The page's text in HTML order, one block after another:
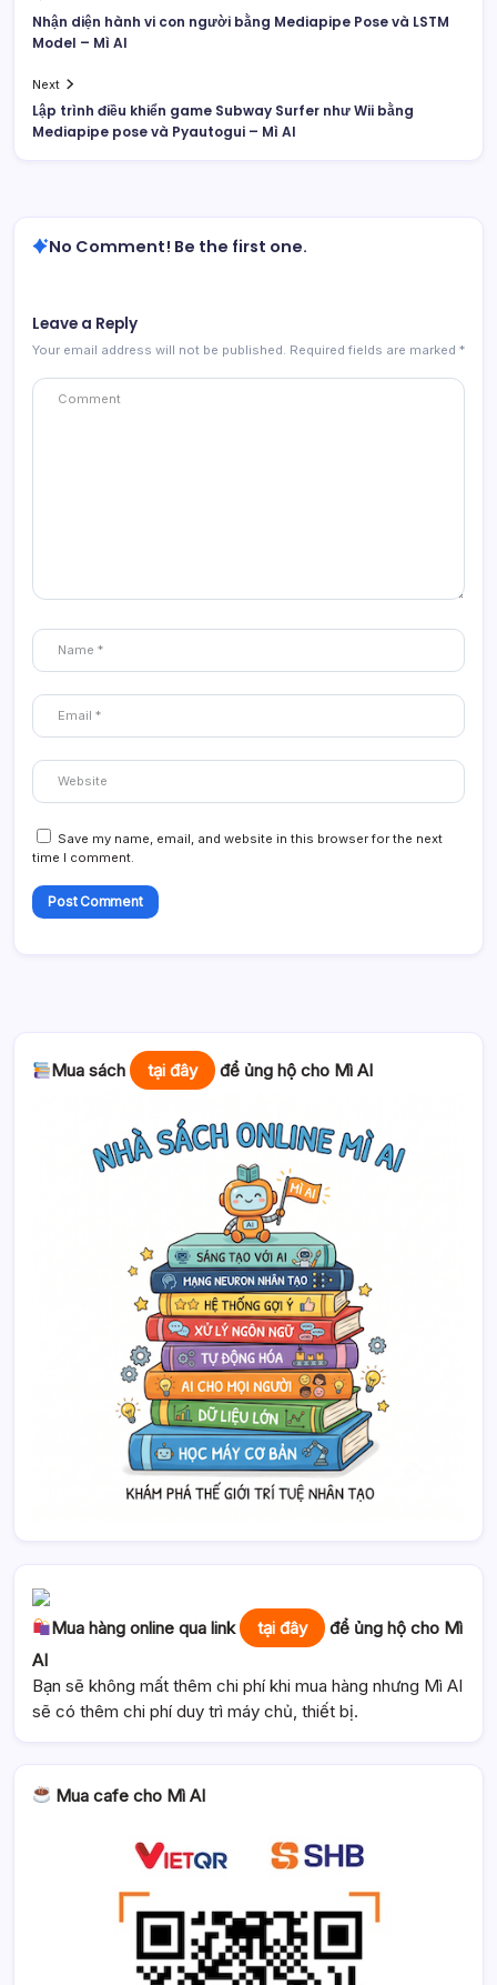
Nhận diện hành vi con người bằng Mediapipe Pose và LSTM
Model – Mì AI
Next
Lập trình điều khiển game Subway Surfer như Wii bằng
Mediapipe pose và Pyautogui – Mì AI
No Comment! Be the first one.
Leave a Reply
Your email address will not be published. Required fields are marked *
Save my name, email, and website in this browser for the next
time I comment.
Mua sách tại đây để ủng hộ cho Mì AI
Mua hàng online qua link tại đây
để ủng hộ cho Mì
AI
Bạn sẽ không mất thêm chi phí khi mua hàng nhưng Mì AI
sẽ có thêm chi phí duy trì máy chủ, thiết bị.
Mua cafe cho Mì AI